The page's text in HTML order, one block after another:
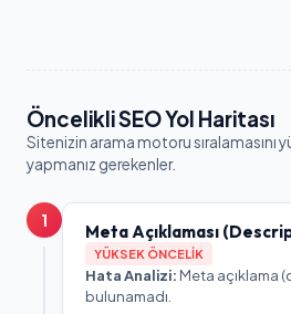
Öncelikli SEO Yol Haritası
Sitenizin arama motoru sıralamasını
yapmanız gerekenler.
1
Meta Açıklaması
YÜKSEK ÖNCELIK
Hata Analizi: Meta açıklama
bulunamadı.